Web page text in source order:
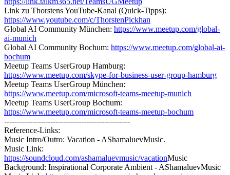
Link zu Thorstens YouTube-Kanal (Quick-Tipps):
https://www.youtube.com/c/ThorstenPickhan
Global AI Community München: https://www.meetup.com/global-
ai-munich
Global AI Community Bochum: https://www.meetup.com/global-ai-
bochum
Meetup Teams UserGroup Hamburg:
https://www.meetup.com/skype-for-business-user-group-hamburg
Meetup Teams UserGroup München:
https://www.meetup.com/microsoft-teams-meetup-munich
Meetup Teams UserGroup Bochum:
https://www.meetup.com/microsoft-teams-meetup-bochum
-------------------------------------------------
Reference-Links:
Music Intro/Outro: Vacation - AShamaluevMusic.
Music Link:
https://soundcloud.com/ashamaluevmusic/vacationMusic
Background: Inspirational Corporate Ambient - AShamaluevMusic